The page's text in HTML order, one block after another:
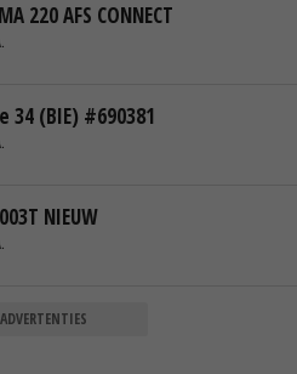
220 AFS CONNECT
34 (BIE) #690381
NIEUW